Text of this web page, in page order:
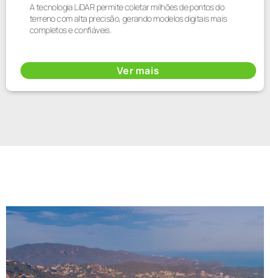
A tecnologia LiDAR permite coletar milhões de pontos do
terreno com alta precisão, gerando modelos digitais mais
completos e confiáveis.
Ver mais